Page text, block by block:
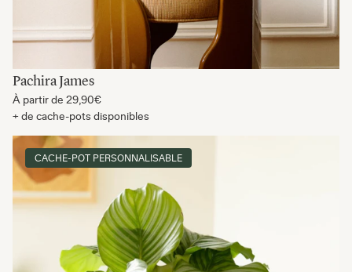
Pachira James
À partir de 29,90€
+ de cache-pots disponibles
CACHE-POT PERSONNALISABLE